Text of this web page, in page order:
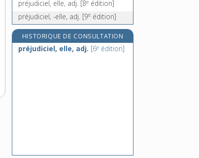
préjudiciel, elle, adj. [8e édition]
préjudiciel, -elle, adj. [9e édition]
HISTORIQUE DE CONSULTATION
préjudiciel, elle, adj. [6e édition]